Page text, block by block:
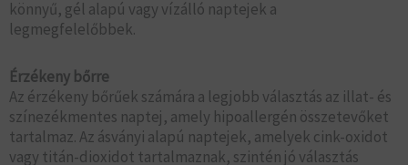
könnyű, gél alapú vagy vízálló naptejek a
legmegfelelőbbek.
Érzékeny bőrre
Az érzékeny bőrűek számára a legjobb választás az illat- és
színezékmentes naptej, amely hipoallergén összetevőket
tartalmaz. Az ásványi alapú naptejek, amelyek cink-oxidot
vagy titán-dioxidot tartalmaznak, szintén jó választás